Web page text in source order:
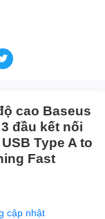
cao Baseus
đầu kết nối
Type A to
Fast
cập nhật